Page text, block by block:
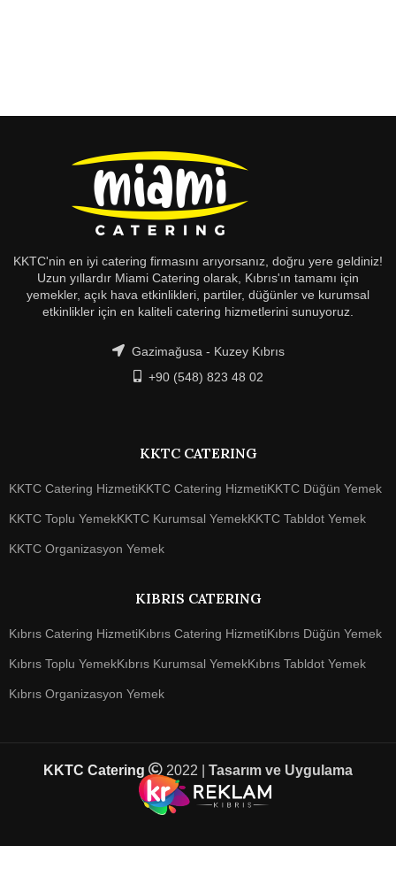
KKTC'nin en iyi catering firmasını arıyorsanız, doğru yere geldiniz!
Uzun yıllardır Miami Catering olarak, Kıbrıs'ın tamamı için
yemekler, açık hava etkinlikleri, partiler, düğünler ve kurumsal
etkinlikler için en kaliteli catering hizmetlerini sunuyoruz.
Gazimağusa - Kuzey Kıbrıs
+90 (548) 823 48 02
KKTC CATERING
KKTC Catering HizmetiKKTC Catering HizmetiKKTC Düğün Yemek
KKTC Toplu YemekKKTC Kurumsal YemekKKTC Tabldot Yemek
KKTC Organizasyon Yemek
KIBRIS CATERING
Kıbrıs Catering HizmetiKıbrıs Catering HizmetiKıbrıs Düğün Yemek
Kıbrıs Toplu YemekKıbrıs Kurumsal YemekKıbrıs Tabldot Yemek
Kıbrıs Organizasyon Yemek
KKTC Catering 2022 | Tasarım ve Uygulama